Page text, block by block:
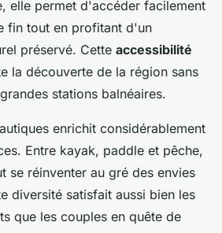
elle permet d'accéder facilement
fin tout en profitant d'un
préservé. Cette accessibilité
la découverte de la région sans
stations balnéaires.
enrichit considérablement
Entre kayak, paddle et pêche,
se réinventer au gré des envies
diversité satisfait aussi bien les
que les couples en quête de